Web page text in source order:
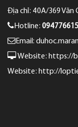
Địa chỉ: 40A/369 Văn
Hotline:
Email:
Website: https://
Website: http://